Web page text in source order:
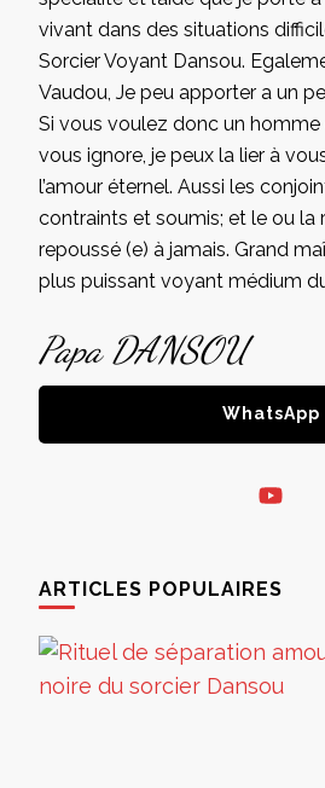
vivant dans des situations
Sorcier Voyant Dansou.
Vaudou, Je peu apporter a un
Si vous voulez donc un
vous ignore, je peux la lier à
l’amour éternel. Aussi les
contraints et soumis; et le ou la
repoussé (e) à jamais. Grand
plus puissant voyant médium
Papa DANSOU
WhatsApp
ARTICLES POPULAIRES